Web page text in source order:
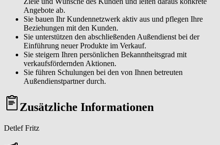
Angebote ab.
Sie bauen Ihr Kundennetzwerk aktiv aus und pflegen Ihre
Beziehungen mit den Kunden.
Sie unterstützen den abschließenden Außendienst bei der
Einführung neuer Produkte im Verkauf.
Sie steigern Ihren persönlichen Bekanntheitsgrad mit
verkaufsfördernden Aktionen.
Sie führen Schulungen bei den von Ihnen betreuten
Außendienstpartner durch.
Zusätzliche Informationen
Detlef Fritz